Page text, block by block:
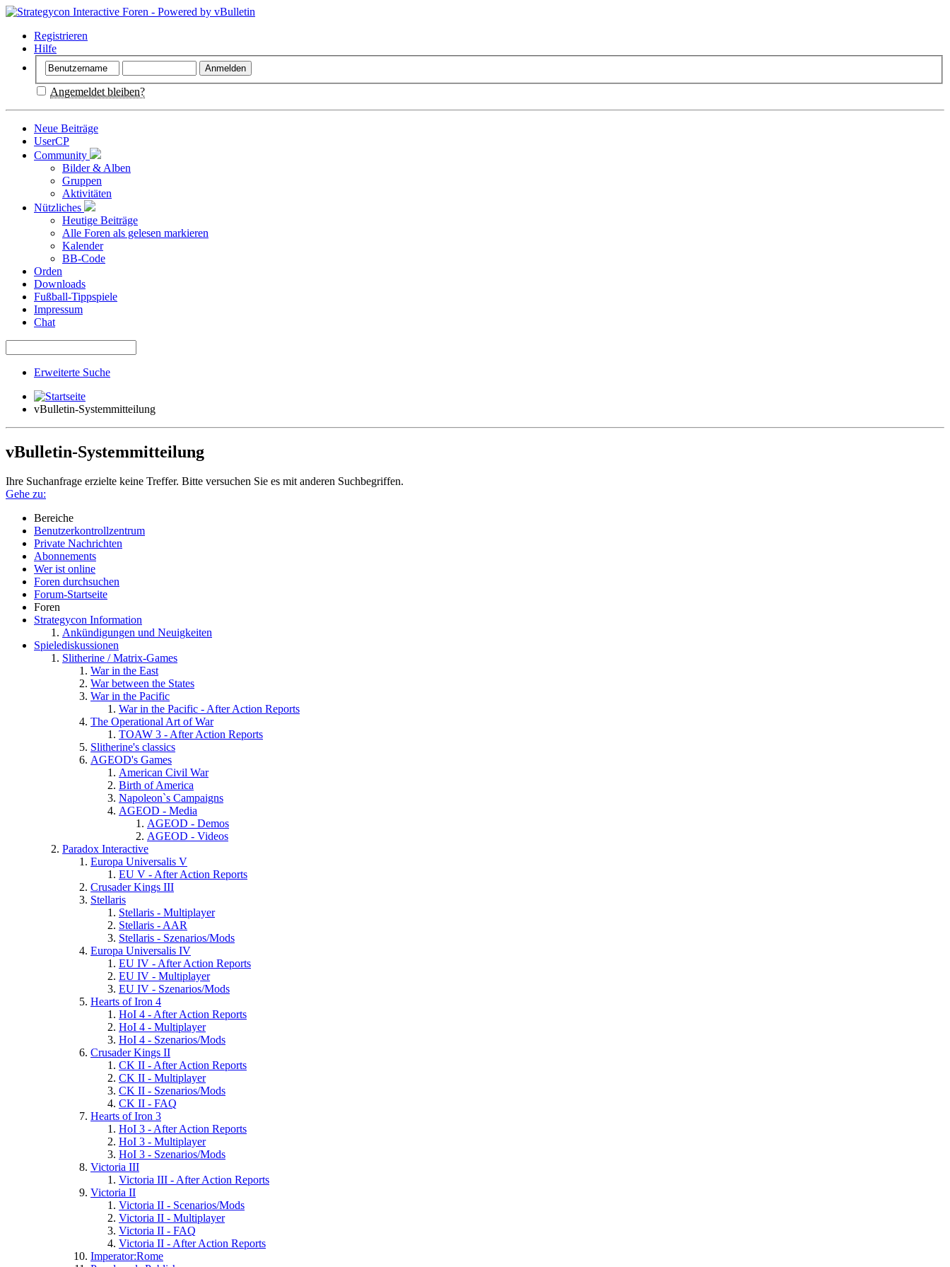
Registrieren
Hilfe
Angemeldet bleiben?
Neue Beiträge
UserCP
Community
Bilder & Alben
Gruppen
Aktivitäten
Nützliches
Heutige Beiträge
Alle Foren als gelesen markieren
Kalender
BB-Code
Orden
Downloads
Fußball-Tippspiele
Impressum
Chat
Erweiterte Suche
vBulletin-Systemmitteilung
vBulletin-Systemmitteilung
Ihre Suchanfrage erzielte keine Treffer. Bitte versuchen Sie es mit anderen Suchbegriffen.
Gehe zu:
Bereiche
Benutzerkontrollzentrum
Private Nachrichten
Abonnements
Wer ist online
Foren durchsuchen
Forum-Startseite
Foren
Strategycon Information
Ankündigungen und Neuigkeiten
Spielediskussionen
Slitherine / Matrix-Games
War in the East
War between the States
War in the Pacific
War in the Pacific - After Action Reports
The Operational Art of War
TOAW 3 - After Action Reports
Slitherine's classics
AGEOD's Games
American Civil War
Birth of America
Napoleon`s Campaigns
AGEOD - Media
AGEOD - Demos
AGEOD - Videos
Paradox Interactive
Europa Universalis V
EU V - After Action Reports
Crusader Kings III
Stellaris
Stellaris - Multiplayer
Stellaris - AAR
Stellaris - Szenarios/Mods
Europa Universalis IV
EU IV - After Action Reports
EU IV - Multiplayer
EU IV - Szenarios/Mods
Hearts of Iron 4
HoI 4 - After Action Reports
HoI 4 - Multiplayer
HoI 4 - Szenarios/Mods
Crusader Kings II
CK II - After Action Reports
CK II - Multiplayer
CK II - Szenarios/Mods
CK II - FAQ
Hearts of Iron 3
HoI 3 - After Action Reports
HoI 3 - Multiplayer
HoI 3 - Szenarios/Mods
Victoria III
Victoria III - After Action Reports
Victoria II
Victoria II - Scenarios/Mods
Victoria II - Multiplayer
Victoria II - FAQ
Victoria II - After Action Reports
Imperator:Rome